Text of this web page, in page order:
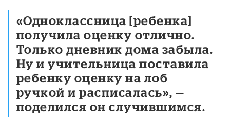
«Одноклассница [ребенка]
получила оценку отлично.
Только дневник дома забыла.
Ну и учительница поставила
ребенку оценку на лоб
ручкой и расписалась», —
поделился он случившимся.